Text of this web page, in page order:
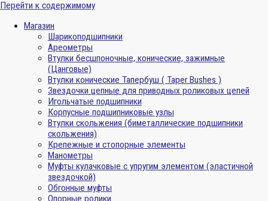
Перейти к содержимому
Магазин
Шарикоподшипники
Ареометры
Втулки бесшпоночные, конические, зажимные
(Цанговые)
Втулки конические Тапербуш ( Taper Bushes )
Звездочки цепные для приводных роликовых цепей
Игольчатые подшипники
Корпусные подшипниковые узлы
Втулки скольжения (биметаллические подшипники
скольжения)
Крепежные и стопорные элементы
Манометры
Муфты кулачковые с упругим элементом (эластичной
звездочкой)
Обгонные муфты
Опорные ролики